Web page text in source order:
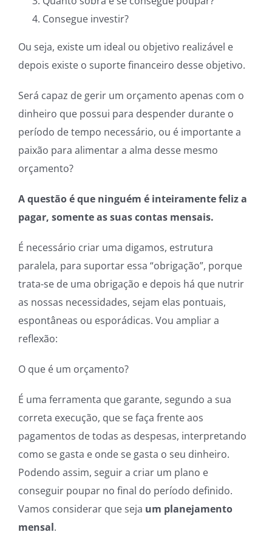
Consegue investir?
Ou seja, existe um ideal ou objetivo realizável e
depois existe o suporte financeiro desse objetivo.
Será capaz de gerir um orçamento apenas com o
dinheiro que possui para despender durante o
período de tempo necessário, ou é importante a
paixão para alimentar a alma desse mesmo
orçamento?
A questão é que ninguém é inteiramente feliz a
pagar, somente as suas contas mensais.
É necessário criar uma digamos, estrutura
paralela, para suportar essa “obrigação”, porque
trata-se de uma obrigação e depois há que nutrir
as nossas necessidades, sejam elas pontuais,
espontâneas ou esporádicas. Vou ampliar a
reflexão:
O que é um orçamento?
É uma ferramenta que garante, segundo a sua
correta execução, que se faça frente aos
pagamentos de todas as despesas, interpretando
como se gasta e onde se gasta o seu dinheiro.
Podendo assim, seguir a criar um plano e
conseguir poupar no final do período definido.
Vamos considerar que seja um planejamento
mensal.